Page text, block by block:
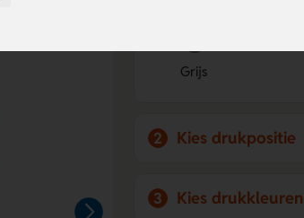
Grijs
2 Kies drukpositie
3 Kies drukkleuren